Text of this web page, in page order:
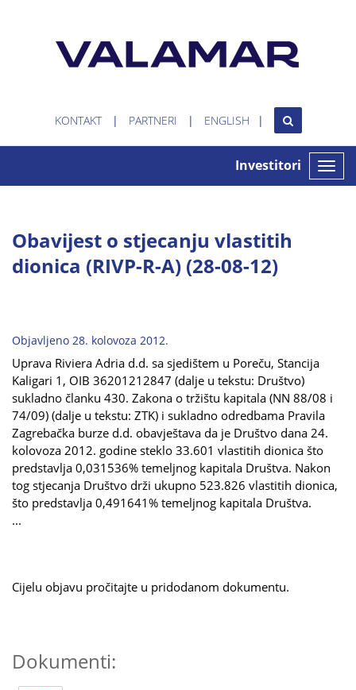
KONTAKT PARTNERI ENGLISH
Toggle
Investitori
Obavijest o stjecanju vlastitih
dionica (RIVP-R-A) (28-08-12)
Objavljeno 28. kolovoza 2012.
Uprava Riviera Adria d.d. sa sjedištem u Poreču, Stancija
Kaligari 1, OIB 36201212847 (dalje u tekstu: Društvo)
sukladno članku 430. Zakona o tržištu kapitala (NN 88/08 i
74/09) (dalje u tekstu: ZTK) i sukladno odredbama Pravila
Zagrebačka burze d.d. obavještava da je Društvo dana 24.
kolovoza 2012. godine steklo 33.601 vlastitih dionica što
predstavlja 0,031536% temeljnog kapitala Društva. Nakon
tog stjecanja Društvo drži ukupno 523.826 vlastitih dionica,
što predstavlja 0,491641% temeljnog kapitala Društva.
...
Cijelu objavu pročitajte u pridodanom dokumentu.
Dokumenti: